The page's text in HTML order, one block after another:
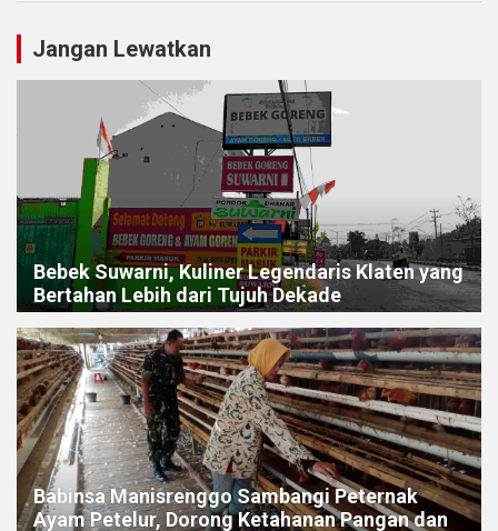
Jangan Lewatkan
Bebek Suwarni, Kuliner Legendaris Klaten yang
Bertahan Lebih dari Tujuh Dekade
Babinsa Manisrenggo Sambangi Peternak
Ayam Petelur, Dorong Ketahanan Pangan dan